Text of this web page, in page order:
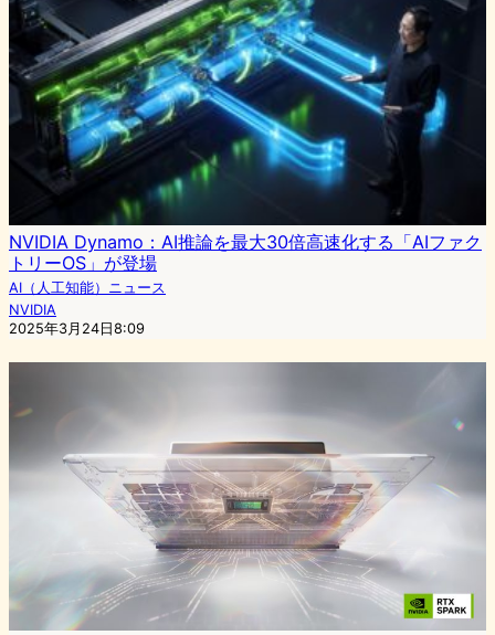
NVIDIA Dynamo：AI推論を最大30倍高速化する「AIファク
トリーOS」が登場
AI（人工知能）ニュース
NVIDIA
2025年3月24日8:09